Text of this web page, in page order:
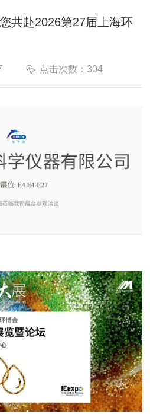
共赴2026第27届上海环
点击次数：304